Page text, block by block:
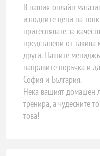
В нашия онлайн
изгодните цени на
притеснявате за
представени от
други. Нашите
направите поръчка и
София и България.
Нека вашият домашен
тренира, а чудесните
това!